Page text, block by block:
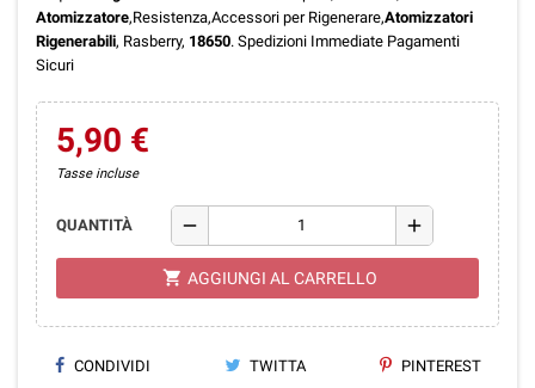
Atomizzatore,Resistenza,Accessori per Rigenerare,Atomizzatori
Rigenerabili, Rasberry, 18650. Spedizioni Immediate Pagamenti
Sicuri
5,90 €
Tasse incluse
QUANTITÀ remove add
shopping_cart AGGIUNGI AL CARRELLO
CONDIVIDI TWITTA PINTEREST